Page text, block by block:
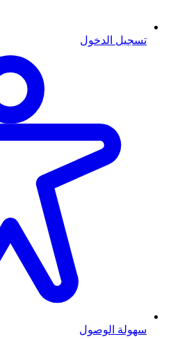
تسجيل الدخول
سهولة الوصول